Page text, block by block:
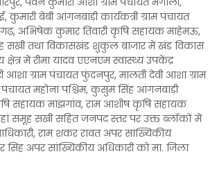
कुमारी बेबी आंगनबाड़ी कार्यकत्री ग्राम पंचायत
अभिषेक कुमार तिवारी कृषि सहायक माहेमऊ,
सखी तथा विकासखंड शुकुल बाजार में खंड विकास
में रीमा यादव एएनएम स्वास्थ्य उपकेंद्र
ग्राम पंचायत फुंदनपुर, मालती देवी आशा ग्राम
पंचायत महोना पश्चिम, कुसुम सिंह आंगनबाड़ी
सहायक मांझगांव, राम आशीष कृषि सहायक
समूह सखी सहित जनपद स्तर पर उक्त ब्लॉकों में
राम शंकर रावत अपर सांख्यिकीय
सिंह अपर सांख्यिकीय अधिकारी को मा. जिला